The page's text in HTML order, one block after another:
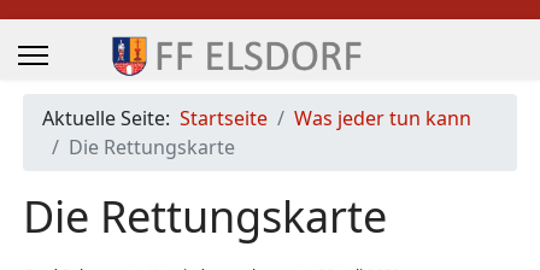
Aktuelle Seite: Startseite
Was jeder tun kann
Die Rettungskarte
Die Rettungskarte